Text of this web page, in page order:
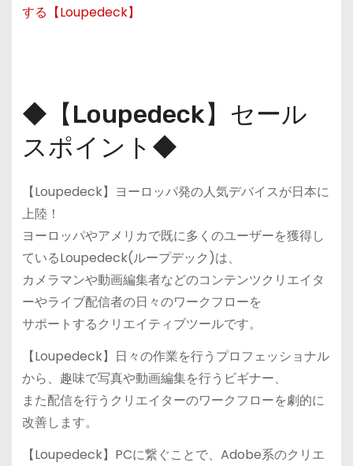
する【Loupedeck】
◆【Loupedeck】セール
スポイント◆
【Loupedeck】ヨーロッパ発の人気デバイスが日本に
上陸！
ヨーロッパやアメリカで既に多くのユーザーを獲得し
ているLoupedeck(ループデック)は、
カメラマンや動画編集者などのコンテンツクリエイタ
ーやライブ配信者の日々のワークフローを
サポートするクリエイティブツールです。
【Loupedeck】日々の作業を行うプロフェッショナル
から、趣味で写真や動画編集を行うビギナー、
また配信を行うクリエイターのワークフローを劇的に
改善します。
【Loupedeck】PCに繋ぐことで、Adobe系のクリエ